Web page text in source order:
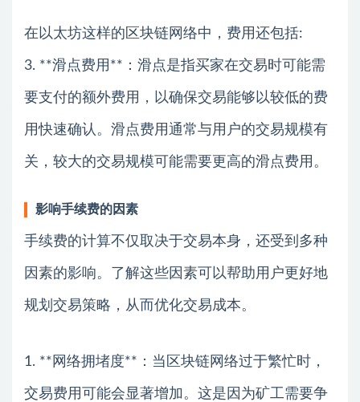
在以太坊这样的区块链网络中，费用还包括:
3. **滑点费用**：滑点是指买家在交易时可能需
要支付的额外费用，以确保交易能够以较低的费
用快速确认。滑点费用通常与用户的交易规模有
关，较大的交易规模可能需要更高的滑点费用。
影响手续费的因素
手续费的计算不仅取决于交易本身，还受到多种
因素的影响。了解这些因素可以帮助用户更好地
规划交易策略，从而优化交易成本。
1. **网络拥堵度**：当区块链网络过于繁忙时，
交易费用可能会显著增加。这是因为矿工需要争